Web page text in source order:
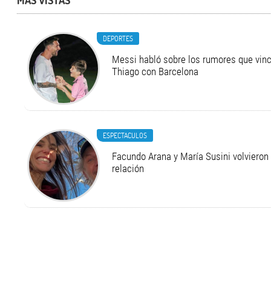
DEPORTES
Messi habló sobre los rumores que
Thiago con Barcelona
ESPECTACULOS
Facundo Arana y María Susini
relación